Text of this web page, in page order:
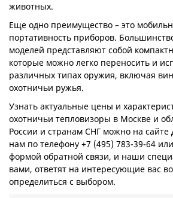
животных.
Еще одно преимущество – это
портативность приборов.
моделей представляют собой
которые можно легко переносить и
различных типах оружия, включая
охотничьи ружья.
Узнать актуальные цены и
охотничьи тепловизоры в Москве и
России и странам СНГ можно на сайте
нам по телефону +7 (495) 783-39-64
формой обратной связи, и наши
вами, ответят на интересующие вас
определиться с выбором.